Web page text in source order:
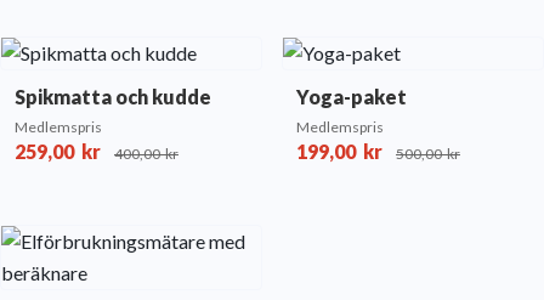
Spikmatta och kudde
Medlemspris
259,00 kr 400,00kr
Yoga-paket
Medlemspris
199,00 kr 500,00kr